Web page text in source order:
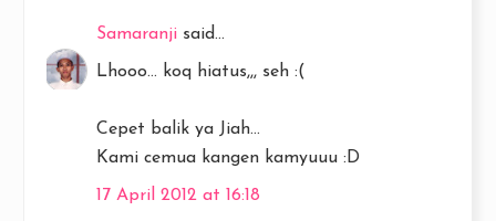
Samaranji said...
Lhooo... koq hiatus,,, seh :(
Cepet balik ya Jiah...
Kami cemua kangen kamyuuu :D
17 April 2012 at 16:18